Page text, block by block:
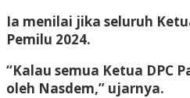
Ia menilai jika seluruh
Pemilu 2024.
“Kalau semua Ketua DPC
oleh Nasdem,” ujarnya.